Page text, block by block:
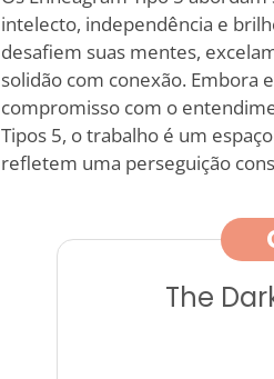
intelecto, independência e
desafiem suas mentes,
solidão com conexão. Embora
compromisso com o
Tipos 5, o trabalho é um
refletem uma perseguição
The